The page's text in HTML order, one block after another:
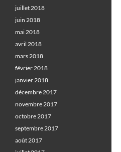
juillet 2018
juin 2018
mai 2018
avril 2018
mars 2018
février 2018
janvier 2018
décembre 2017
novembre 2017
octobre 2017
septembre 2017
août 2017